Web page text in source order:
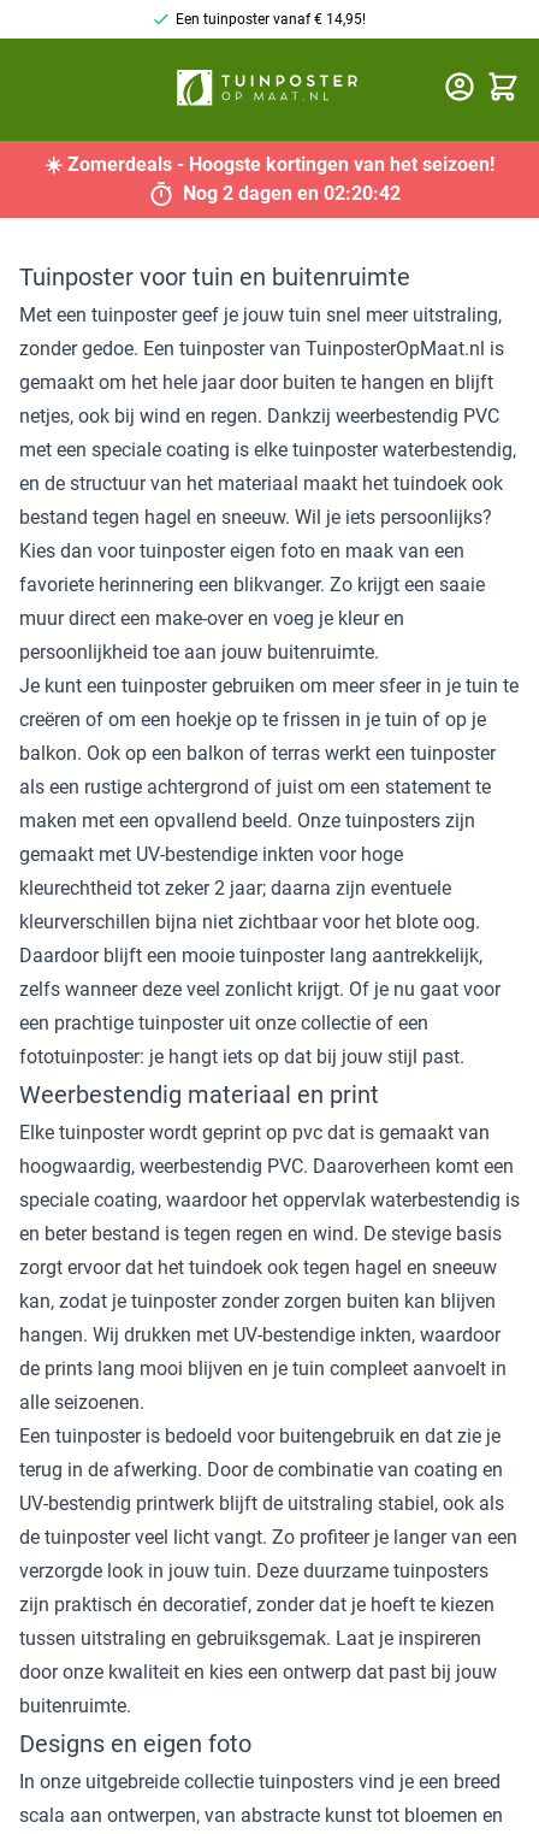
Een tuinposter vanaf € 14,95!
☀️ Zomerdeals - Hoogste kortingen van het seizoen!
Nog 2 dagen en 02:20:41
Tuinposter voor tuin en buitenruimte
Met een tuinposter geef je jouw tuin snel meer uitstraling,
zonder gedoe. Een tuinposter van TuinposterOpMaat.nl is
gemaakt om het hele jaar door buiten te hangen en blijft
netjes, ook bij wind en regen. Dankzij weerbestendig PVC
met een speciale coating is elke tuinposter waterbestendig,
en de structuur van het materiaal maakt het tuindoek ook
bestand tegen hagel en sneeuw. Wil je iets persoonlijks?
Kies dan voortuinposter eigen foto en maak van een
favoriete herinnering een blikvanger. Zo krijgt een saaie
muur direct een make-over en voeg je kleur en
persoonlijkheid toe aan jouw buitenruimte.
Je kunt een tuinposter gebruiken om meer sfeer in je tuin te
creëren of om een hoekje op te frissen in je tuin of op je
balkon. Ook op een balkon of terras werkt een tuinposter
als een rustige achtergrond of juist om een statement te
maken met een opvallend beeld. Onze tuinposters zijn
gemaakt met UV-bestendige inkten voor hoge
kleurechtheid tot zeker 2 jaar; daarna zijn eventuele
kleurverschillen bijna niet zichtbaar voor het blote oog.
Daardoor blijft een mooie tuinposter lang aantrekkelijk,
zelfs wanneer deze veel zonlicht krijgt. Of je nu gaat voor
een prachtige tuinposter uit onze collectie of een
fototuinposter: je hangt iets op dat bij jouw stijl past.
Weerbestendig materiaal en print
Elke tuinposter wordt geprint op pvc dat is gemaakt van
hoogwaardig, weerbestendig PVC. Daaroverheen komt een
speciale coating, waardoor het oppervlak waterbestendig is
en beter bestand is tegen regen en wind. De stevige basis
zorgt ervoor dat het tuindoek ook tegen hagel en sneeuw
kan, zodat je tuinposter zonder zorgen buiten kan blijven
hangen. Wij drukken met UV-bestendige inkten, waardoor
de prints lang mooi blijven en je tuin compleet aanvoelt in
alle seizoenen.
Een tuinposter is bedoeld voor buitengebruik en dat zie je
terug in de afwerking. Door de combinatie van coating en
UV-bestendig printwerk blijft de uitstraling stabiel, ook als
de tuinposter veel licht vangt. Zo profiteer je langer van een
verzorgde look in jouw tuin. Deze duurzame tuinposters
zijn praktisch én decoratief, zonder dat je hoeft te kiezen
tussen uitstraling en gebruiksgemak. Laat je inspireren
door onze kwaliteit en kies een ontwerp dat past bij jouw
buitenruimte.
Designs en eigen foto
In onze uitgebreide collectie tuinposters vind je een breed
scala aan ontwerpen, van abstracte kunst tot bloemen en